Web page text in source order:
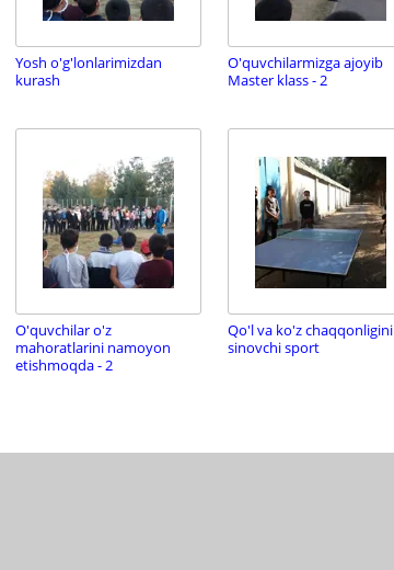
Yosh o'g'lonlarimizdan
kurash
O'quvchilarmizga ajoyib
Master klass - 2
O'quvchilar o'z
mahoratlarini namoyon
etishmoqda - 2
Qo'l va ko'z chaqqonligini
sinovchi sport